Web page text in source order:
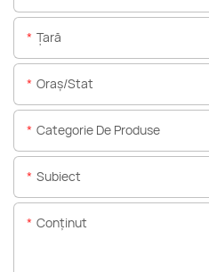
Ţară
Oraș/stat
Categorie De Produse
Subiect
Conţinut